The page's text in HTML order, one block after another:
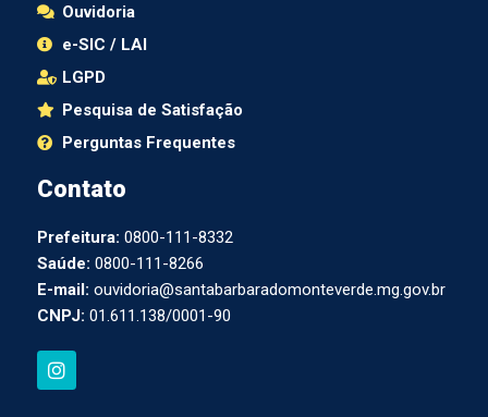
Ouvidoria
e-SIC / LAI
LGPD
Pesquisa de Satisfação
Perguntas Frequentes
Contato
Prefeitura: 0800-111-8332
Saúde: 0800-111-8266
E-mail: ouvidoria@santabarbaradomonteverde.mg.gov.br
CNPJ: 01.611.138/0001-90
I
n
s